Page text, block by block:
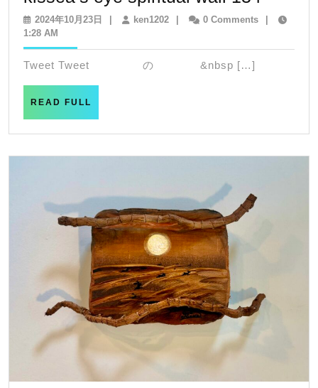
eye
2024年10月23日
2024
ken1202ken12020 Comments
1:28 AM
Tweet Tweet の &nbsp […]
READ FULL